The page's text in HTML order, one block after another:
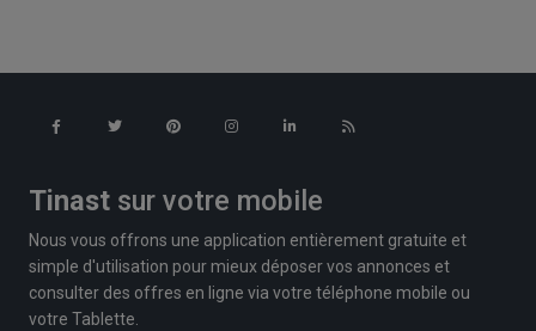
Tinast sur votre mobile
Nous vous offrons une application entièrement gratuite et
simple d'utilisation pour mieux déposer vos annonces et
consulter des offres en ligne via votre téléphone mobile ou
votre Tablette.